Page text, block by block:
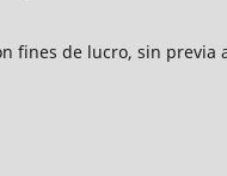
fines de lucro, sin previa